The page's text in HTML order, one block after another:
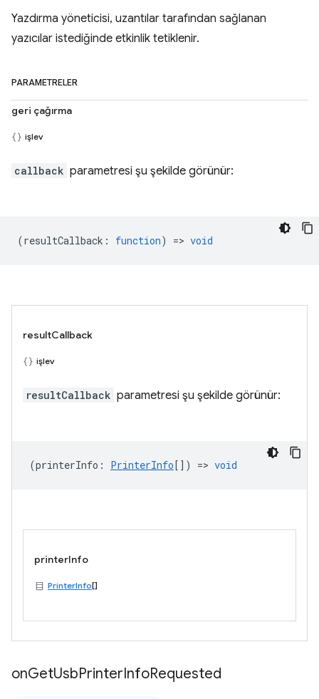
Yazdırma yöneticisi, uzantılar tarafından sağlanan
yazıcılar istediğinde etkinlik tetiklenir.
PARAMETRELER
geri çağırma
işlev
callback parametresi şu şekilde görünür:
(resultCallback : function) => void
resultCallback
işlev
resultCallback parametresi şu şekilde görünür:
(printerInfo : PrinterInfo[]) => void
printerInfo
PrinterInfo[]
onGetUsbPrinterInfoRequested